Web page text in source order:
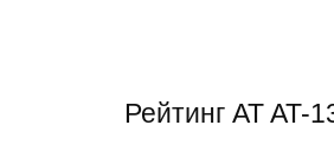
Рейтинг AT AT-